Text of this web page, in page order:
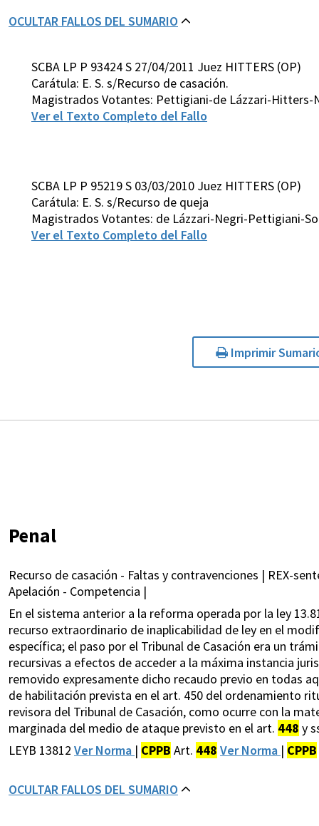
OCULTAR FALLOS DEL SUMARIO
SCBA LP P 93424 S 27/04/2011 Juez HITTERS (OP)
Carátula: E. S. s/Recurso de casación.
Magistrados Votantes: Pettigiani-de Lázzari-Hitters-
Ver el Texto Completo del Fallo
SCBA LP P 95219 S 03/03/2010 Juez HITTERS (OP)
Carátula: E. S. s/Recurso de queja
Magistrados Votantes: de Lázzari-Negri-Pettigiani-
Ver el Texto Completo del Fallo
Imprimir
Penal
Recurso de casación - Faltas y contravenciones | REX-
Apelación - Competencia |
En el sistema anterior a la reforma operada por la ley
recurso extraordinario de inaplicabilidad de ley en el
específica; el paso por el Tribunal de Casación era un
recursivas a efectos de acceder a la máxima instancia
removido expresamente dicho recaudo previo en todas
de habilitación prevista en el art. 450 del ordenamiento
revisora del Tribunal de Casación, como ocurre con la
marginada del medio de ataque previsto en el art. 448 y
LEYB 13812 Ver Norma | CPPB Art. 448 Ver Norma | CPPB
OCULTAR FALLOS DEL SUMARIO